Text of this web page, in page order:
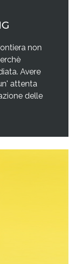
non
Avere
attenta
delle